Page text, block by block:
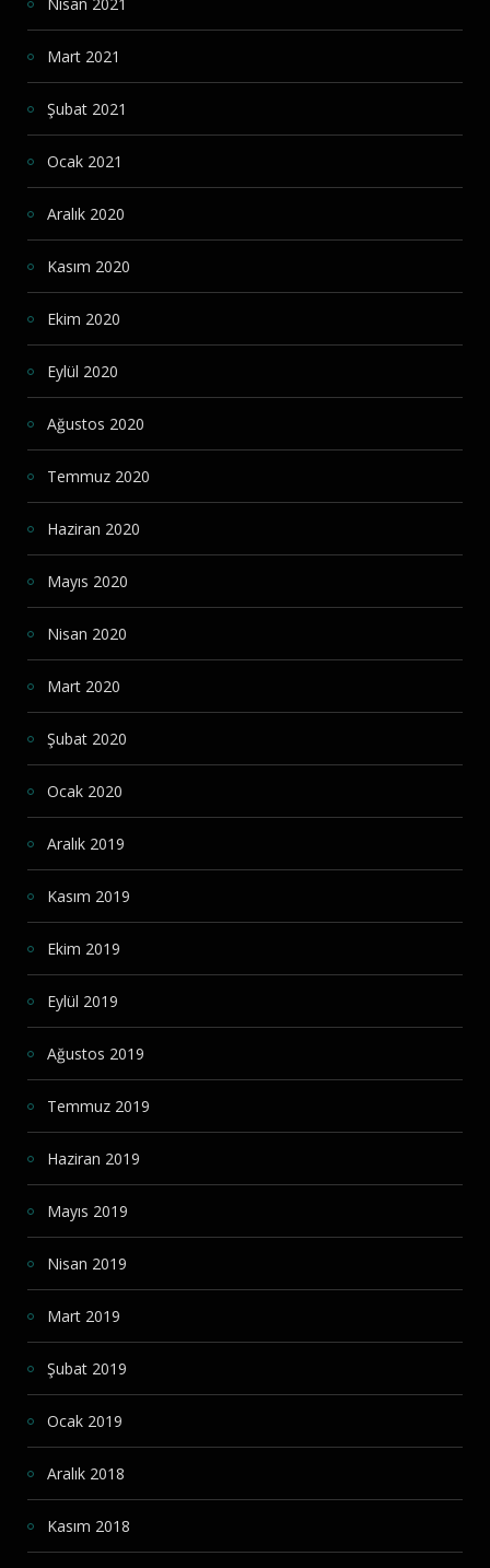
Mart 2021
Şubat 2021
Ocak 2021
Aralık 2020
Kasım 2020
Ekim 2020
Eylül 2020
Ağustos 2020
Temmuz 2020
Haziran 2020
Mayıs 2020
Nisan 2020
Mart 2020
Şubat 2020
Ocak 2020
Aralık 2019
Kasım 2019
Ekim 2019
Eylül 2019
Ağustos 2019
Temmuz 2019
Haziran 2019
Mayıs 2019
Nisan 2019
Mart 2019
Şubat 2019
Ocak 2019
Aralık 2018
Kasım 2018